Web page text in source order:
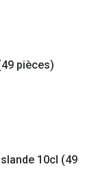
pièces)
10cl (49